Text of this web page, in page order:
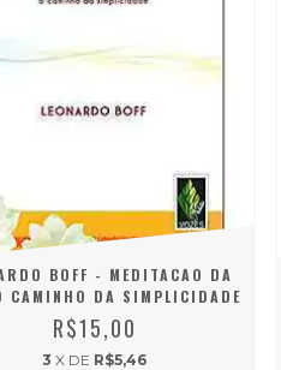
BOFF - MEDITACAO DA
CAMINHO DA SIMPLICIDADE
R$15,00
3 X DE R$5,46